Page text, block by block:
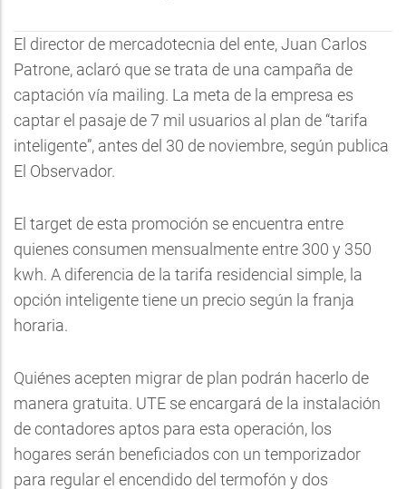
El director de mercadotecnia del ente, Juan Carlos
Patrone, aclaró que se trata de una campaña de
captación vía mailing. La meta de la empresa es
captar el pasaje de 7 mil usuarios al plan de “tarifa
inteligente”, antes del 30 de noviembre, según publica
El Observador.
El target de esta promoción se encuentra entre
quienes consumen mensualmente entre 300 y 350
kwh. A diferencia de la tarifa residencial simple, la
opción inteligente tiene un precio según la franja
horaria.
Quiénes acepten migrar de plan podrán hacerlo de
manera gratuita. UTE se encargará de la instalación
de contadores aptos para esta operación, los
hogares serán beneficiados con un temporizador
para regular el encendido del termofón y dos